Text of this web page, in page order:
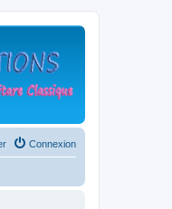
Connexion